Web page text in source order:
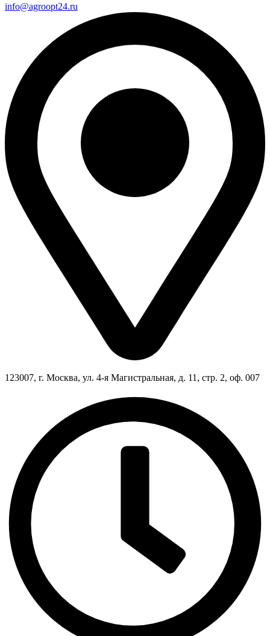
info@agroopt24.ru
123007, г. Москва, ул. 4-я Магистральная, д. 11, стр. 2, оф. 007